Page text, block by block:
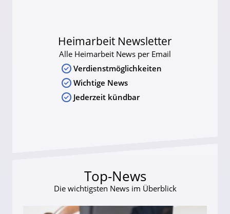
Heimarbeit Newsletter
Alle Heimarbeit News per Email
Verdienstmöglichkeiten
Wichtige News
Jederzeit kündbar
Top-News
Die wichtigsten News im Überblick